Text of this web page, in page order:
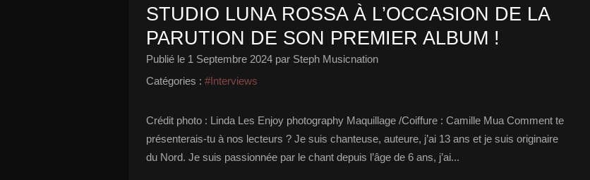
STUDIO LUNA ROSSA À L’OCCASION DE LA
PARUTION DE SON PREMIER ALBUM !
Publié le 1 Septembre 2024 par Steph Musicnation
Catégories : #Interviews
Crédit photo : Linda Les Enjoy photography Maquillage /Coiffure : Camille Mua Comment te
présenterais-tu à nos lecteurs ? Je suis chanteuse, auteure, j’ai 13 ans et je suis originaire
du Nord. Je suis passionnée par le chant depuis l’âge de 6 ans, j’ai...